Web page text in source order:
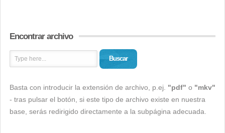
Encontrar archivo
Buscar
Basta con introducir la extensión de archivo, p.ej. "pdf" o "mkv"
- tras pulsar el botón, si este tipo de archivo existe en nuestra
base, serás redirigido directamente a la subpágina adecuada.